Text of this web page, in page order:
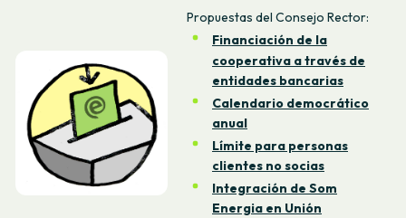
Propuestas del Consejo Rector:
Financiación de la
cooperativa a través de
entidades bancarias
Calendario democrático
anual
Límite para personas
clientes no socias
Integración de Som
Energia en Unión